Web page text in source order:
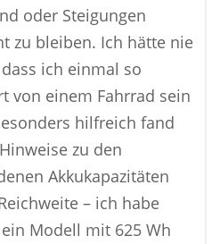
oder Steigungen
zu bleiben. Ich hätte nie
ich einmal so
von einem Fahrrad sein
hilfreich fand
zu den
Akkukapazitäten
– ich habe
Modell mit 625 Wh